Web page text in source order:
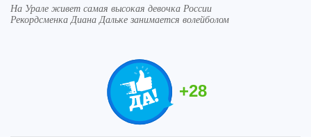
На Урале живет самая высокая девочка России
Рекордсменка Диана Дальке занимается волейболом
+28